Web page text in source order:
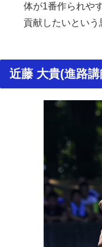
体が1番作られや
貢献したいという
近藤 大貴(進路講